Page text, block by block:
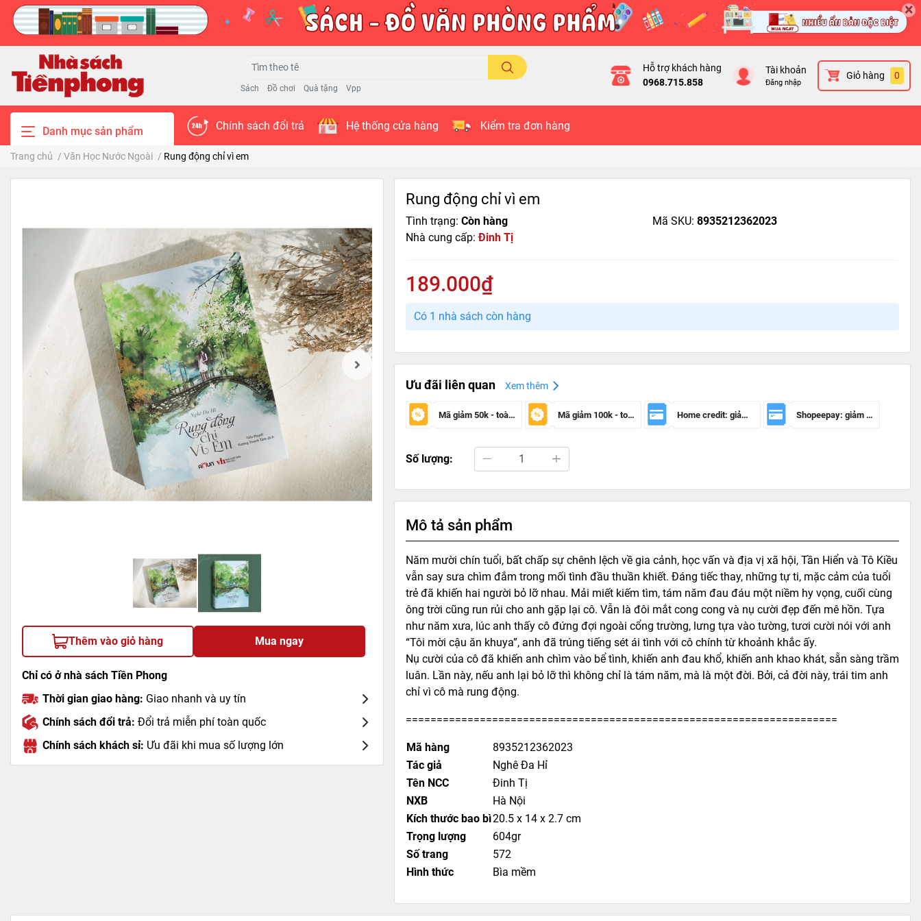
×
Sách Đồ chơi Quà tặng Vpp
Hỗ trợ khách hàng
0968.715.858
Tài khoản
Đăng nhập
Giỏ hàng 0
Danh mục sản phẩm Chính sách đổi trả Hệ thống cửa hàng Kiểm tra đơn hàng
Trang chủ / Văn Học Nước Ngoài / Rung động chỉ vì em
Thêm vào giỏ hàng Mua ngay
Chỉ có ở nhà sách Tiền Phong
Thời gian giao hàng: Giao nhanh và uy tín
Chính sách đổi trả: Đổi trả miễn phí toàn quốc
Chính sách khách sỉ: Ưu đãi khi mua số lượng lớn
Rung động chỉ vì em
Tình trạng: Còn hàng Mã SKU: 8935212362023
Nhà cung cấp:Đinh Tị
189.000₫
Có 1 nhà sách còn hàng
Ưu đãi liên quan Xem thêm
Mã giảm 50k - toàn sàn Mã giảm 100k - toàn sàn Home credit: giảm 50.000đ cho đơn hàng từ 150.000đ Shopeepay: giảm 20k cho đh từ 30k
Số lượng:
Mô tả sản phẩm
Năm mười chín tuổi, bất chấp sự chênh lệch về gia cảnh, học vấn và địa vị xã hội, Tần Hiển và Tô Kiều
vẫn say sưa chìm đắm trong mối tình đầu thuần khiết. Đáng tiếc thay, những tự ti, mặc cảm của tuổi
trẻ đã khiến hai người bỏ lỡ nhau. Mải miết kiếm tìm, tám năm đau đáu một niềm hy vọng, cuối cùng
ông trời cũng run rủi cho anh gặp lại cô. Vẫn là đôi mắt cong cong và nụ cười đẹp đến mê hồn. Tựa
như năm xưa, lúc anh thấy cô đứng đợi ngoài cổng trường, lưng tựa vào tường, tươi cười nói với anh
“Tôi mời cậu ăn khuya”, anh đã trúng tiếng sét ái tình với cô chính từ khoảnh khắc ấy.
Nụ cười của cô đã khiến anh chìm vào bể tình, khiến anh đau khổ, khiến anh khao khát, sẵn sàng trầm
luân. Lần này, nếu anh lại bỏ lỡ thì không chỉ là tám năm, mà là một đời. Bởi, cả đời này, trái tim anh
chỉ vì cô mà rung động.
======================================================================
Mã hàng
8935212362023
Tác giả
Nghê Đa Hỉ
Tên NCC
Đinh Tị
NXB
Hà Nội
Kích thước bao bì20.5 x 14 x 2.7 cm
Trọng lượng
604gr
Số trang
572
Hình thức
Bìa mềm